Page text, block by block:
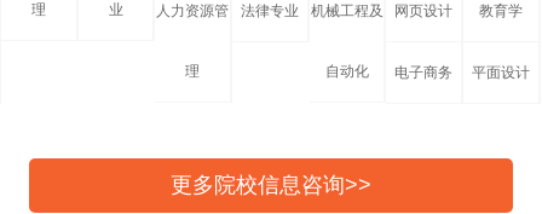
理 业 人力资源管
理
法律专业 机械工程及
自动化
网页设计 教育学
电子商务 平面设计
更多院校信息咨询>>